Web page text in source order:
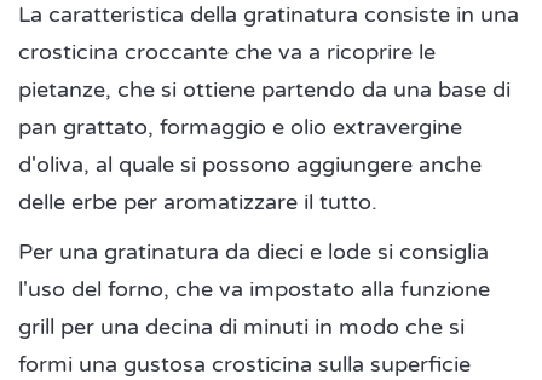
La caratteristica della gratinatura consiste in una
crosticina croccante che va a ricoprire le
pietanze, che si ottiene partendo da una base di
pan grattato, formaggio e olio extravergine
d'oliva, al quale si possono aggiungere anche
delle erbe per aromatizzare il tutto.
Per una gratinatura da dieci e lode si consiglia
l'uso del forno, che va impostato alla funzione
grill per una decina di minuti in modo che si
formi una gustosa crosticina sulla superficie